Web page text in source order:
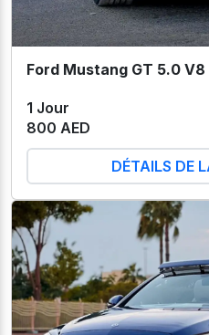
Ford Mustang GT 5.0
1 Jour
800 AED
DÉTAILS DE